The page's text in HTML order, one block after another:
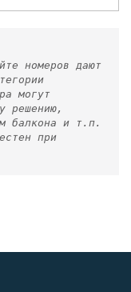
номеров дают
могут
решению,
балкона и т.п.
при